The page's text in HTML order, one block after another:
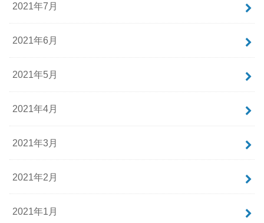
2021年7月
2021年6月
2021年5月
2021年4月
2021年3月
2021年2月
2021年1月